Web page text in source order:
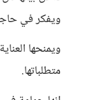
ويفكر في
ويمنحها
متطلباتها.